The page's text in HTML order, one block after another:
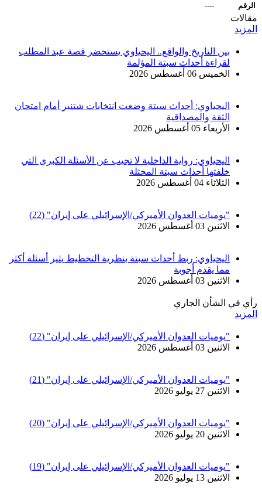
الرقم
----
مقالات
المزيد
بين التاريخ والواقع.. اليحياوي يستحضر قصة عبد المطلب
لقراءة أحداث سبتة المؤلمة
الخميس 06 أغسطس 2026
اليحياوي: أحداث سبتة وضعت انتخابات شتنبر أمام امتحان
الثقة والمصداقية
الأربعاء 05 أغسطس 2026
اليحياوي: رواية الداخلية لا تجيب عن الأسئلة الكبرى التي
خلفتها أحداث سبتة المحتلة
الثلاثاء 04 أغسطس 2026
"يوميات العدوان الأميركي/الإسرائيلي على إيران" (22)
الاثنين 03 أغسطس 2026
اليحياوي: ربط أحداث سبتة بنظرية التخطيط يثير أسئلة أكثر
مما يقدم أجوبة
الاثنين 03 أغسطس 2026
رأي في الشأن الجاري
المزيد
"يوميات العدوان الأميركي/الإسرائيلي على إيران" (22)
الاثنين 03 أغسطس 2026
"يوميات العدوان الأميركي/الإسرائيلي على إيران" (21)
الاثنين 27 يوليو 2026
"يوميات العدوان الأميركي/الإسرائيلي على إيران" (20)
الاثنين 20 يوليو 2026
"يوميات العدوان الأميركي/الإسرائيلي على إيران" (19)
الاثنين 13 يوليو 2026